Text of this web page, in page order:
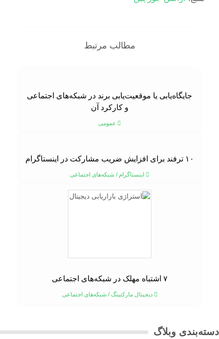
مطالب مرتبط
جایگاه‌یابی یا موقعیت‌یابی برند در شبکه‌های اجتماعی
و کارکرد آن
عمومی
۱۰ ترفند برای افزایش ضریب مشارکت در اینستاگرام
اینستاگرام/شبکه‌های اجتماعی
دیجیتال مارکتینگ/شبکه‌های اجتماعی
وبلاگ